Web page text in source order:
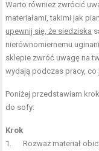
Warto również zwrócić
materiałami, takimi jak
upewnij się, że siedziska
nierównomiernemu
sklepie zwróć uwagę na
wydają podczas pracy,
Poniżej przedstawiam
do sofy:
Krok
1.
Rozważ materiał